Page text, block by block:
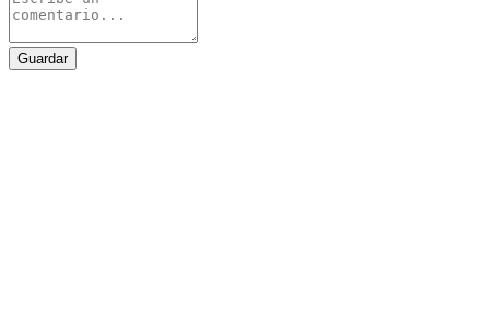
Guardar